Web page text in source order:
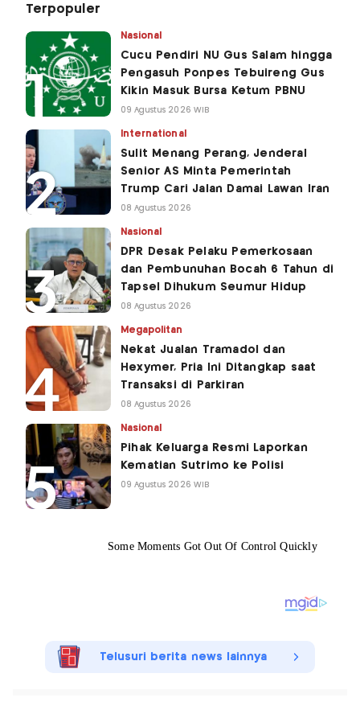
Terpopuler
Nasional
Cucu Pendiri NU Gus Salam hingga
Pengasuh Ponpes Tebuireng Gus
Kikin Masuk Bursa Ketum PBNU
09 Agustus 2026 WIB
International
Sulit Menang Perang, Jenderal
Senior AS Minta Pemerintah
Trump Cari Jalan Damai Lawan Iran
08 Agustus 2026
Nasional
DPR Desak Pelaku Pemerkosaan
dan Pembunuhan Bocah 6 Tahun di
Tapsel Dihukum Seumur Hidup
08 Agustus 2026
Megapolitan
Nekat Jualan Tramadol dan
Hexymer, Pria Ini Ditangkap saat
Transaksi di Parkiran
08 Agustus 2026
Nasional
Pihak Keluarga Resmi Laporkan
Kematian Sutrimo ke Polisi
09 Agustus 2026 WIB
Telusuri berita news lainnya